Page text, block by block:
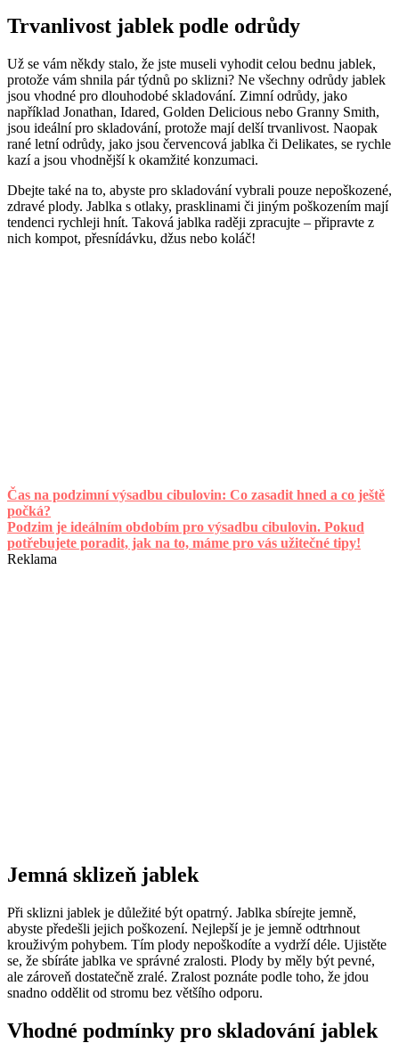
Trvanlivost jablek podle odrůdy
Už se vám někdy stalo, že jste museli vyhodit celou bednu jablek,
protože vám shnila pár týdnů po sklizni? Ne všechny odrůdy jablek
jsou vhodné pro dlouhodobé skladování. Zimní odrůdy, jako
například Jonathan, Idared, Golden Delicious nebo Granny Smith,
jsou ideální pro skladování, protože mají delší trvanlivost. Naopak
rané letní odrůdy, jako jsou červencová jablka či Delikates, se rychle
kazí a jsou vhodnější k okamžité konzumaci.
Dbejte také na to, abyste pro skladování vybrali pouze nepoškozené,
zdravé plody. Jablka s otlaky, prasklinami či jiným poškozením mají
tendenci rychleji hnít. Taková jablka raději zpracujte – připravte z
nich kompot, přesnídávku, džus nebo koláč!
Čas na podzimní výsadbu cibulovin: Co zasadit hned a co ještě
počká?
Podzim je ideálním obdobím pro výsadbu cibulovin. Pokud
potřebujete poradit, jak na to, máme pro vás užitečné tipy!
Reklama
Jemná sklizeň jablek
Při sklizni jablek je důležité být opatrný. Jablka sbírejte jemně,
abyste předešli jejich poškození. Nejlepší je je jemně odtrhnout
krouživým pohybem. Tím plody nepoškodíte a vydrží déle. Ujistěte
se, že sbíráte jablka ve správné zralosti. Plody by měly být pevné,
ale zároveň dostatečně zralé. Zralost poznáte podle toho, že jdou
snadno oddělit od stromu bez většího odporu.
Vhodné podmínky pro skladování jablek